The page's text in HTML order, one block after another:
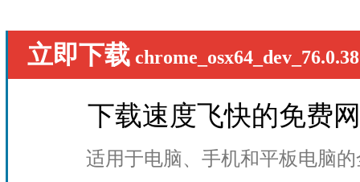
立即下载
下载速度飞快的免费
适用于电脑、手机和平板电脑